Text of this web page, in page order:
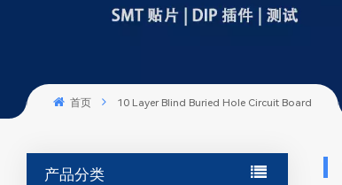
首页 10 Layer Blind Buried Hole Circuit Board
产品分类